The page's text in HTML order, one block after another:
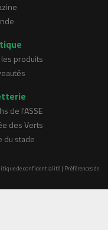
les produits
de l'ASSE
des Verts
du stade
de confidentialité| Préférences de